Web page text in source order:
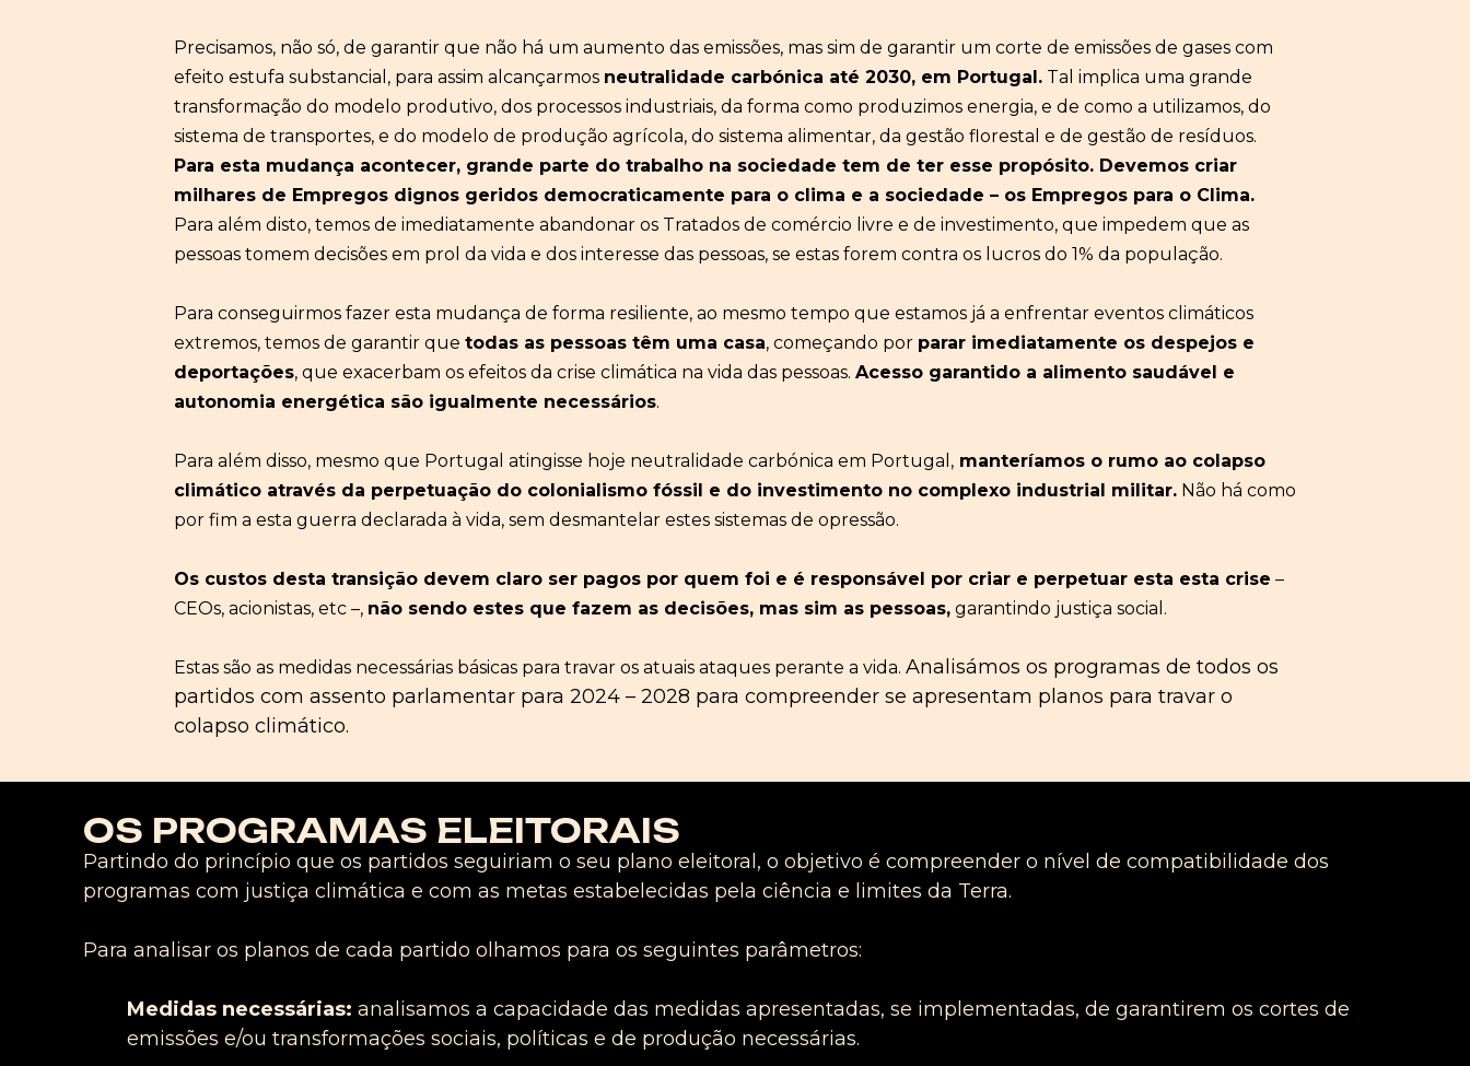
Precisamos, não só, de garantir que não há um aumento das emissões, mas sim de garantir um corte de emissões de gases com
efeito estufa substancial, para assim alcançarmos neutralidade carbónica até 2030, em Portugal. Tal implica uma grande
transformação do modelo produtivo, dos processos industriais, da forma como produzimos energia, e de como a utilizamos, do
sistema de transportes, e do modelo de produção agrícola, do sistema alimentar, da gestão florestal e de gestão de resíduos.
Para esta mudança acontecer, grande parte do trabalho na sociedade tem de ter esse propósito. Devemos criar
milhares de Empregos dignos geridos democraticamente para o clima e a sociedade – os Empregos para o Clima.
Para além disto, temos de imediatamente abandonar os Tratados de comércio livre e de investimento, que impedem que as
pessoas tomem decisões em prol da vida e dos interesse das pessoas, se estas forem contra os lucros do 1% da população.
Para conseguirmos fazer esta mudança de forma resiliente, ao mesmo tempo que estamos já a enfrentar eventos climáticos
extremos, temos de garantir que todas as pessoas têm uma casa, começando por parar imediatamente os despejos e
deportações, que exacerbam os efeitos da crise climática na vida das pessoas. Acesso garantido a alimento saudável e
autonomia energética são igualmente necessários.
Para além disso, mesmo que Portugal atingisse hoje neutralidade carbónica em Portugal, manteríamos o rumo ao colapso
climático através da perpetuação do colonialismo fóssil e do investimento no complexo industrial militar. Não há como
por fim a esta guerra declarada à vida, sem desmantelar estes sistemas de opressão.
Os custos desta transição devem claro ser pagos por quem foi e é responsável por criar e perpetuar esta esta crise –
CEOs, acionistas, etc –, não sendo estes que fazem as decisões, mas sim as pessoas, garantindo justiça social.
Estas são as medidas necessárias básicas para travar os atuais ataques perante a vida. Analisámos os programas de todos os
partidos com assento parlamentar para 2024 – 2028 para compreender se apresentam planos para travar o
colapso climático.
OS PROGRAMAS ELEITORAIS
Partindo do princípio que os partidos seguiriam o seu plano eleitoral, o objetivo é compreender o nível de compatibilidade dos
programas com justiça climática e com as metas estabelecidas pela ciência e limites da Terra.
Para analisar os planos de cada partido olhamos para os seguintes parâmetros:
Medidas necessárias: analisamos a capacidade das medidas apresentadas, se implementadas, de garantirem os cortes de
emissões e/ou transformações sociais, políticas e de produção necessárias.